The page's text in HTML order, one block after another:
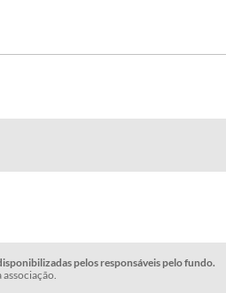
pelos responsáveis pelo fundo.